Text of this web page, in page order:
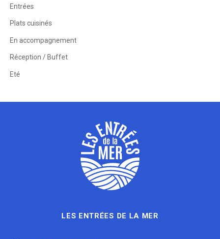
Entrées
Plats cuisinés
En accompagnement
Réception / Buffet
Eté
LES ENTRÉES DE LA MER